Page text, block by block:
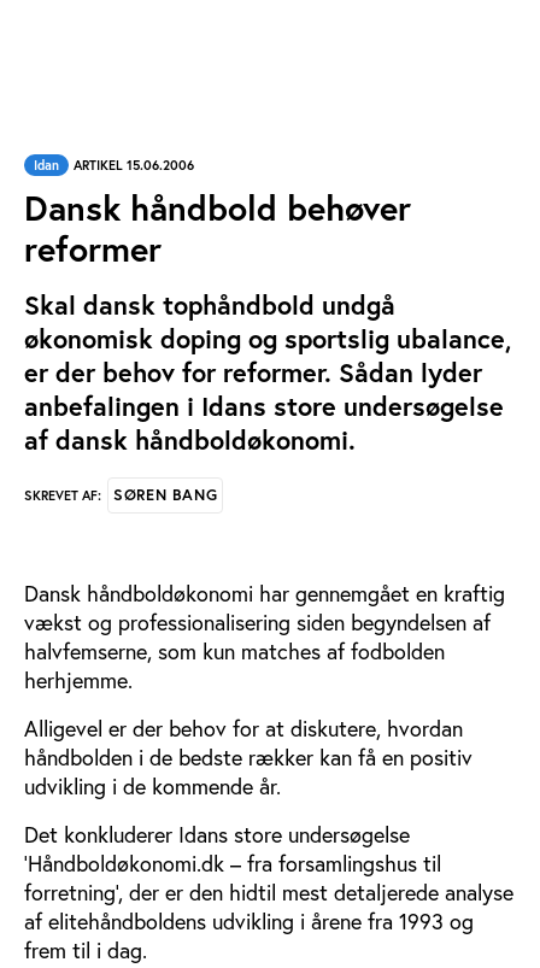
Idan ARTIKEL 15.06.2006
Dansk håndbold behøver
reformer
Skal dansk tophåndbold undgå
økonomisk doping og sportslig ubalance,
er der behov for reformer. Sådan lyder
anbefalingen i Idans store undersøgelse
af dansk håndboldøkonomi.
SKREVET AF: SØREN BANG
Dansk håndboldøkonomi har gennemgået en kraftig
vækst og professionalisering siden begyndelsen af
halvfemserne, som kun matches af fodbolden
herhjemme.
Alligevel er der behov for at diskutere, hvordan
håndbolden i de bedste rækker kan få en positiv
udvikling i de kommende år.
Det konkluderer Idans store undersøgelse
’Håndboldøkonomi.dk – fra forsamlingshus til
forretning’, der er den hidtil mest detaljerede analyse
af elitehåndboldens udvikling i årene fra 1993 og
frem til i dag.